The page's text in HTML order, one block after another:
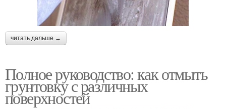
читать дальше →
Полное руководство: как отмыть
грунтовку с различных
поверхностей